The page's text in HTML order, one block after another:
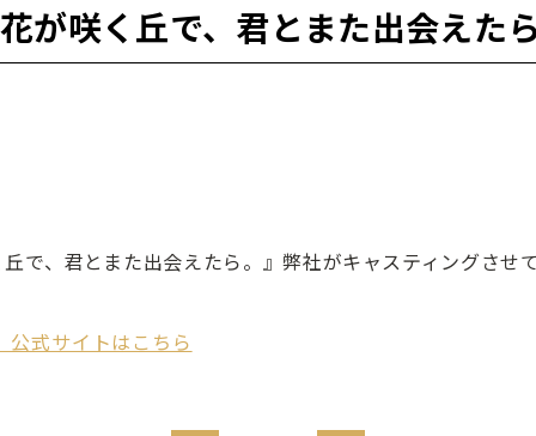
が咲く丘で、君とまた出会えたら
、君とまた出会えたら。』弊社がキャスティングさせ
公式サイトはこちら